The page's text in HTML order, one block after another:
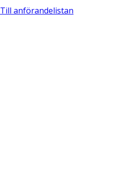
Till anförandelistan